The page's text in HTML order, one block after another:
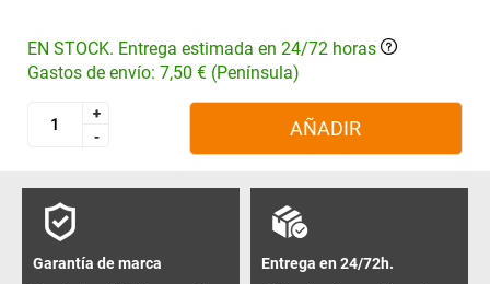
EN STOCK. Entrega estimada en 24/72 horas
Gastos de envío: 7,50 € (Península)
+
-
+
-
AÑADIR
Garantía de marca
Entrega en 24/72h.